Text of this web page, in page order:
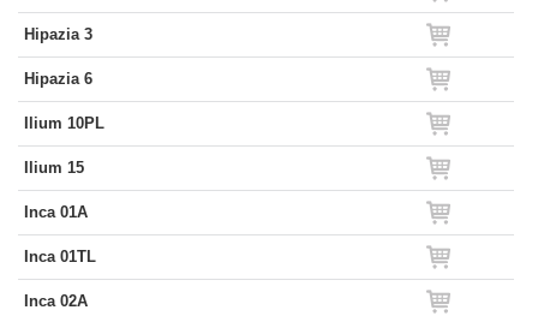
Hipazia 3
Hipazia 6
Ilium 10PL
Ilium 15
Inca 01A
Inca 01TL
Inca 02A